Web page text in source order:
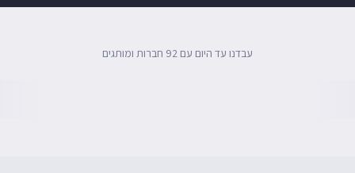
עבדנו עד היום עם 92 חברות ומותגים